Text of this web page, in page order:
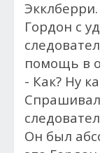
Экклберри.
Гордон с
помощь в
- Как? Ну
Он был